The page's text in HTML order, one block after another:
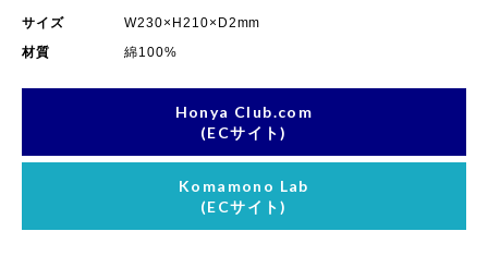
サイズ
W230×H210×D2mm
材質
綿100%
Honya Club.com
(ECサイト)
Komamono Lab
(ECサイト)